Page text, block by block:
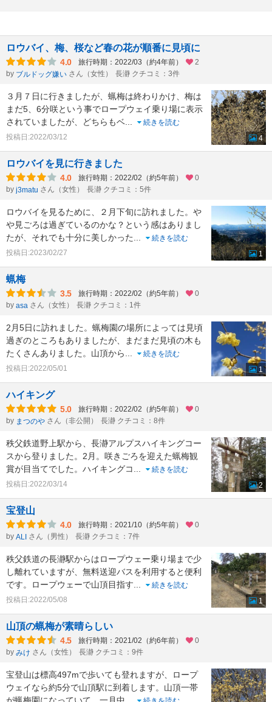
ロウバイ、梅、桜など春の花が順番に見頃に
4.0 旅行時期：2022/03（約4年前）
2
by ブルドッグ嫌い さん（女性） 長瀞 クチコミ：3件
３月７日に行きましたが、蝋梅は終わりかけ、梅は
まだ5、6分咲という事でロープウェイ乗り場に表示
されていましたが、どちらもベ...
続きを読む
投稿日:2022/03/12
4
ロウバイを見に行きました
4.0 旅行時期：2022/02（約5年前）
0
by j3matu さん（女性） 長瀞 クチコミ：5件
ロウバイを見るために、２月下旬に訪れました。や
や見ごろは過ぎているのかな？という感はありまし
たが、それでも十分に美しかった...
続きを読む
投稿日:2023/02/27
1
蝋梅
3.5 旅行時期：2022/02（約5年前）
0
by asa さん（女性） 長瀞 クチコミ：1件
2月5日に訪れました。蝋梅園の場所によっては見頃
過ぎのところもありましたが、まだまだ見頃の木も
たくさんありました。山頂から...
続きを読む
投稿日:2022/05/01
1
ハイキング
5.0 旅行時期：2022/02（約5年前）
0
by まつのや さん（非公開） 長瀞 クチコミ：8件
秩父鉄道野上駅から、長瀞アルプスハイキングコー
スから登りました。2月。咲きごろを迎えた蝋梅観
賞が目当てでした。ハイキングコ...
続きを読む
投稿日:2022/03/14
2
宝登山
4.0 旅行時期：2021/10（約5年前）
0
by ALI さん（男性） 長瀞 クチコミ：7件
秩父鉄道の長瀞駅からはロープウェー乗り場まで少
し離れていますが、無料送迎バスを利用すると便利
です。ロープウェーで山頂目指す...
続きを読む
投稿日:2022/05/08
1
山頂の蝋梅が素晴らしい
4.5 旅行時期：2021/02（約6年前）
0
by みけ さん（女性） 長瀞 クチコミ：9件
宝登山は標高497mで歩いても登れますが、ロープ
ウェイなら約5分で山頂駅に到着します。山頂一帯